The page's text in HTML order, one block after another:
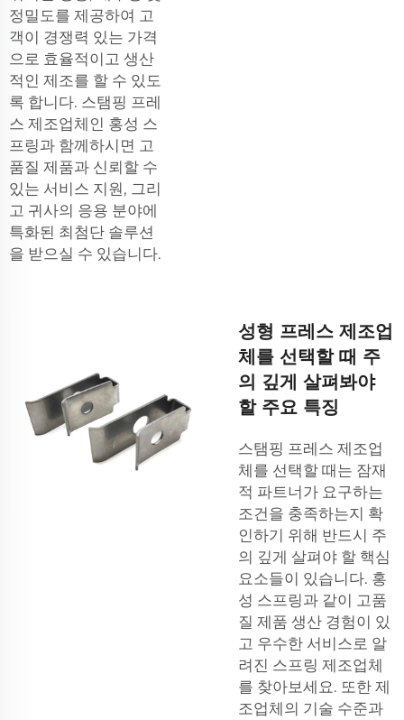
정밀도를 제공하여 고
객이 경쟁력 있는 가격
으로 효율적이고 생산
적인 제조를 할 수 있도
록 합니다. 스탬핑 프레
스 제조업체인 홍성 스
프링과 함께하시면 고
품질 제품과 신뢰할 수
있는 서비스 지원, 그리
고 귀사의 응용 분야에
특화된 최첨단 솔루션
을 받으실 수 있습니다.
성형 프레스 제조업
체를 선택할 때 주
의 깊게 살펴봐야
할 주요 특징
스탬핑 프레스 제조업
체를 선택할 때는 잠재
적 파트너가 요구하는
조건을 충족하는지 확
인하기 위해 반드시 주
의 깊게 살펴야 할 핵심
요소들이 있습니다. 홍
성 스프링과 같이 고품
질 제품 생산 경험이 있
고 우수한 서비스로 알
려진 스프링 제조업체
를 찾아보세요. 또한 제
조업체의 기술 수준과